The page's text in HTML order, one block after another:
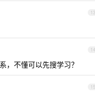
13
14
，不懂可以先搜学习？
15